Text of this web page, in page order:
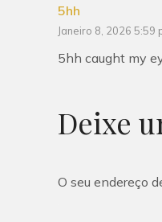
5hh
Janeiro 8, 2026 5:59
5hh caught my
Deixe
O seu endereço